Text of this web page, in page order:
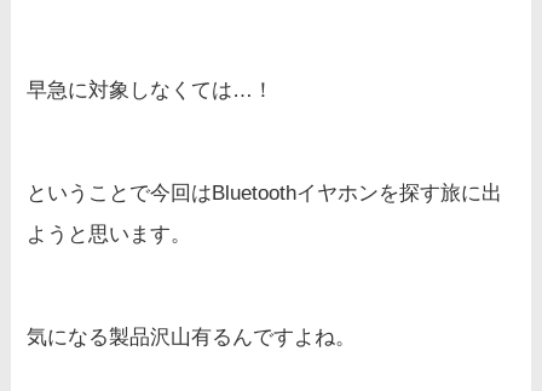
早急に対象しなくては…！
ということで今回はBluetoothイヤホンを探す旅に出
ようと思います。
気になる製品沢山有るんですよね。